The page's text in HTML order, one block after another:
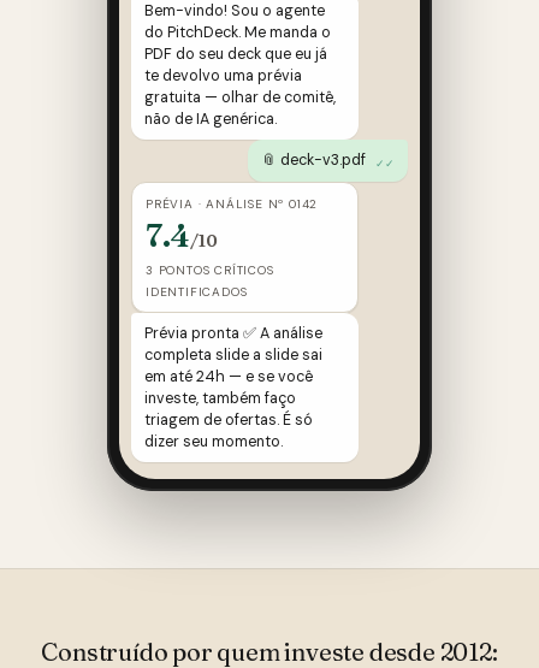
Bem-vindo! Sou o agente
do PitchDeck. Me manda o
PDF do seu deck que eu já
te devolvo uma prévia
gratuita — olhar de comitê,
não de IA genérica.
📎 deck-v3.pdf ✓✓
PRÉVIA · ANÁLISE Nº 0142
7.4/10
3 PONTOS CRÍTICOS
IDENTIFICADOS
Prévia pronta ✅ A análise
completa slide a slide sai
em até 24h — e se você
investe, também faço
triagem de ofertas. É só
dizer seu momento.
Construído por quem investe desde 2012: